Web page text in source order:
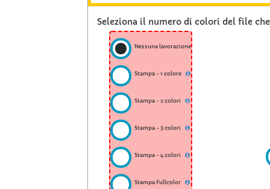
Seleziona il numero di colori del file
Nessuna lavorazione
Stampa - 1 colore
Stampa - 2 colori
Stampa - 3 colori
Stampa - 4 colori
Stampa Fullcolor